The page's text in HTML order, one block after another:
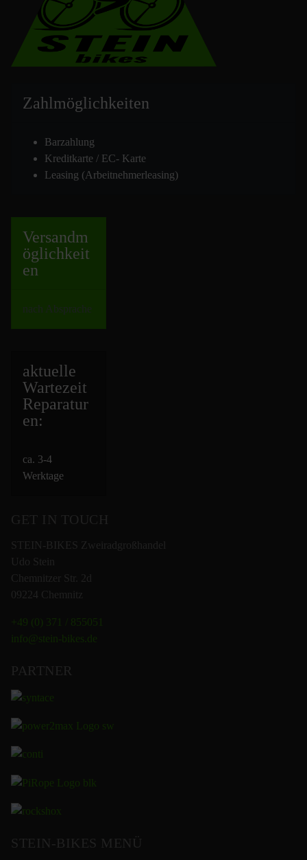
Zahlmöglichkeiten
Barzahlung
Kreditkarte / EC- Karte
Leasing (Arbeitnehmerleasing)
Versandm
öglichkeit
en
nach Absprache
aktuelle
Wartezeit
Reparatur
en:
ca. 3-4
Werktage
GET IN TOUCH
STEIN-BIKES Zweiradgroßhandel
Udo Stein
Chemnitzer Str. 2d
09224 Chemnitz
+49 (0) 371 / 855051
info@stein-bikes.de
PARTNER
STEIN-BIKES MENÜ